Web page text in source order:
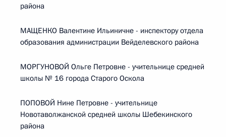
района
МАЩЕНКО Валентине Ильиничне - инспектору отдела
образования администрации Вейделевского района
МОРГУНОВОЙ Ольге Петровне - учительнице средней
школы № 16 города Старого Оскола
ПОПОВОЙ Нине Петровне - учительнице
Новотаволжанской средней школы Шебекинского
района